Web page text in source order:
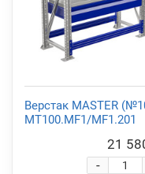
Верстак MASTER
MT100.MF1/MF1.201
21
-